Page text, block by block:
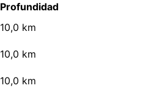
Profundidad
10,0 km
10,0 km
10,0 km